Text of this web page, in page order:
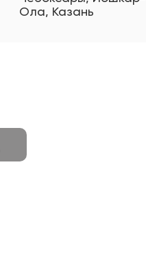
Ола, Казань